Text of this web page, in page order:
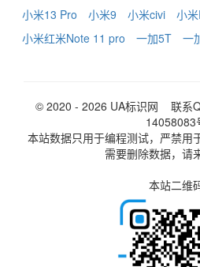
小米13 Pro
小米9 小米civi
小
小米红米Note 11 pro
一加5T 一
© 2020 - 2026 UA标识网 联系
14058083
本站数据只用于编程测试，严禁用
需要删除数据，请
本站二维